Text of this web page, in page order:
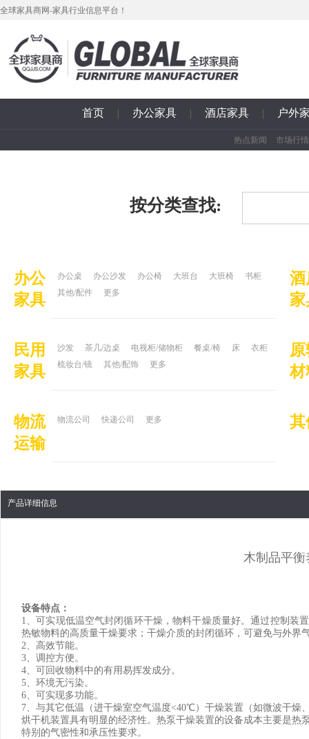
全球家具商网-家具行业信息平台！
首页 | 办公家具 | 酒店家具 | 户外
热点新闻 市场行情
按分类查找:
办公
家具
办公桌 办公沙发 办公椅 大班台 大班椅
书柜
其他/配件
更多
酒
家
民用
家具
沙发 茶几/边桌 电视柜/储物柜 餐桌/椅 床
衣柜
梳妆台/镜
其他/配饰 更多
材
物流
运输
物流公司 快递公司 更多 其
产品详细信息
木制品平衡
设备特点：
1、可实现低温空气封闭循环干燥，物料干燥质量好。通过控制装
热敏物料的高质量干燥要求；干燥介质的封闭循环，可避免与外界
2、高效节能。
3、调控方便。
4、可回收物料中的有用易挥发成分。
5、环境无污染。
6、可实现多功能。
7、与其它低温（进干燥室空气温度<40℃）干燥装置（如微波干
烘干机装置具有明显的经济性。热泵干燥装置的设备成本主要是
特别的气密性和承压性要求。